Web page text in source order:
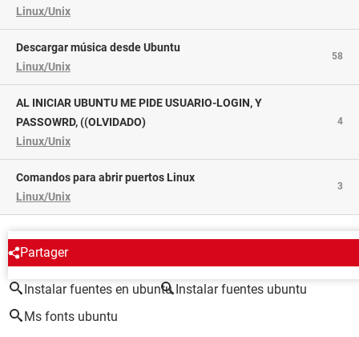
Linux/Unix
Descargar música desde Ubuntu
Linux/Unix
58
AL INICIAR UBUNTU ME PIDE USUARIO-LOGIN, Y
PASSOWRD, ((OLVIDADO)
Linux/Unix
4
Comandos para abrir puertos Linux
Linux/Unix
3
Partager
ALREDEDOR DEL MISMO TEMA
Instalar fuentes en ubuntu Instalar fuentes ubuntu
Ms fonts ubuntu